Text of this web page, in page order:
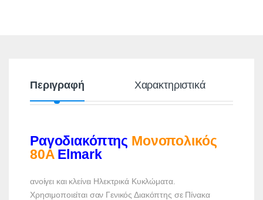
Περιγραφή Χαρακτηριστικά
Ραγοδιακόπτης Μονοπολικός
80A Elmark
ανοίγει και κλείνει Ηλεκτρικά Κυκλώματα.
Χρησιμοποιείται σαν Γενικός Διακόπτης σε Πίνακα